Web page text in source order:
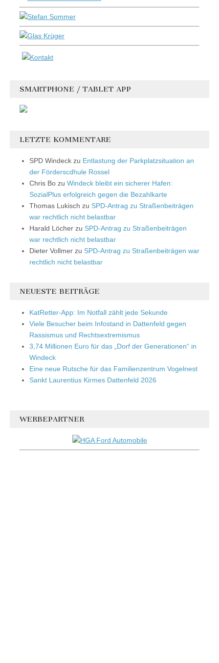
SMARTPHONE / TABLET APP
LETZTE KOMMENTARE
SPD Windeck zu Entlastung der Parkplatzsituation an
der Förderscdhule Rossel
Chris Bo zu Windeck bleibt ein sicherer Hafen:
SozialPlus erfolgreich gegen die Bezahlkarte
Thomas Lukisch zu SPD-Antrag zu Straßenbeiträgen
war rechtlich nicht belastbar
Harald Löcher zu SPD-Antrag zu Straßenbeiträgen
war rechtlich nicht belastbar
Dieter Vollmer zu SPD-Antrag zu Straßenbeiträgen war
rechtlich nicht belastbar
NEUESTE BEITRÄGE
KatRetter-App: Im Notfall zählt jede Sekunde
Viele Besucher beim Infostand in Dattenfeld gegen
Rassismus und Rechtsextremismus
3,74 Millionen Euro für das „Dorf der Generationen“ in
Windeck
Eine neue Rutsche für das Familienzentrum Vogelnest
Sankt Laurentius Kirmes Dattenfeld 2026
WERBEPARTNER